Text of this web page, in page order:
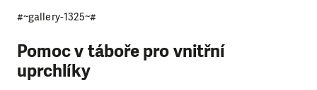
#~gallery-1325~#
Pomoc v táboře pro vnitřní
uprchlíky